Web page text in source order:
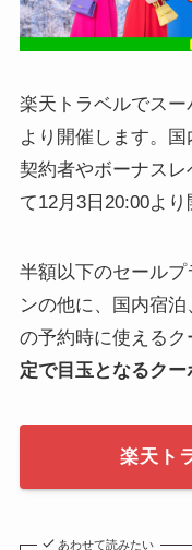
楽天トラベルでスー
より開催します。
契約者やボーナス
て12月3日20:00より
半額以下のセール
ンの他に、国内宿
の予約時に使えるク
定で目玉となるク
楽天ト
あわせて読みたい